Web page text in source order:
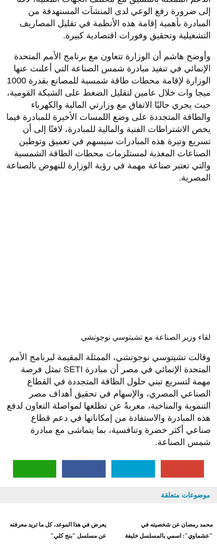
إلى ضرورة رفع الوعي لدى المنشآت المستهدفة من
المبادرة بأهمية إقامة هذه الأنظمة في تقليل المصاريف
التشغيلية وتحقيق وفورات اقتصادية كبيرة.
وأوضح هاشم أن الوزارة تتعاون مع برنامج الأمم المتحدة
الإنمائي في تنفيذ مبادرة شمس الصناعة التي أعلنت عنها
الوزارة لإقامة محطات طاقة شمسية للمصانع بقدرة 1000
ميجا وات خلال عامين لتقليل الضغط على الشبكة القومية،
حيث يجري حاليًا الاتفاق مع وزارتي المالية والكهرباء
والطاقة المتجددة على وضع اللمسات الأخيرة للمبادرة فيما
يخص الاشتراطات الفنية والمالية للمبادرة، لافتًا إلى أن
تسريع وتيرة هذه المبادرات سيسهم في تعميق وتوطين
الصناعات المغذية لمستلزمات محطات الطاقة الشمسية
والتي تعتبر صناعة مهمة في رؤية الوزارة للنهوض بالصناعة
المصرية.
لقاء وزير الصناعة مع تشيتوسي نوجوتشي
وقالت تشيتوسي نوجوتشي، الممثلة المقيمة لبرنامج الأمم
المتحدة الإنمائي في مصر أن مبادرة SETI تمثل فرصة
مهمة لتسريع تبني حلول الطاقة المتجددة في القطاع
الصناعي المصري، والإسهام في تحقيق أهداف مصر
التنموية والمناخية، معربةً عن تطلعها لمواصلة التعاون لدفع
هذه المبادرة والاستفادة من إمكاناتها في دعم قطاع
صناعي أكثر خضرة وتنافسية، بما يتماشى مع مبادرة
شمس الصناعة.
موضوعات متعلقة
محمد رمضان عن شخصيته في
"عشماوي": اسمي بالمسلسل خليفة
يعرض في هذا الموعد، كل ما تريد معرفته
عن مسلسل "بنج كلي"